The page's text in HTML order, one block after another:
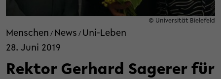
© Universität Bielefeld
Menschen / News / Uni-Leben
28. Juni 2019
Rektor Gerhard Sagerer für